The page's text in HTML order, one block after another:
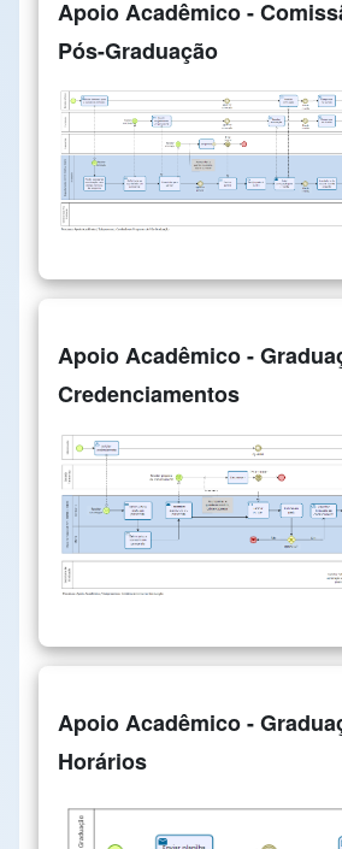
Apoio Acadêmico -
Pós-Graduação
Apoio Acadêmico -
Credenciamentos
Apoio Acadêmico -
Horários